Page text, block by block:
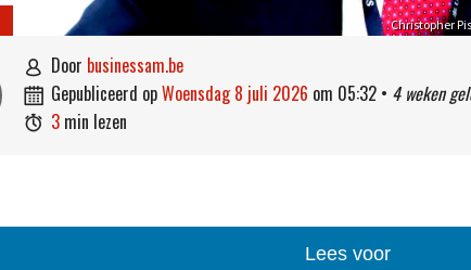
Christopher
 door businessam.be
 gepubliceerd op woensdag 8 juli 2026 om 05:32 • 4 weken
 3 min lezen
Lees voor